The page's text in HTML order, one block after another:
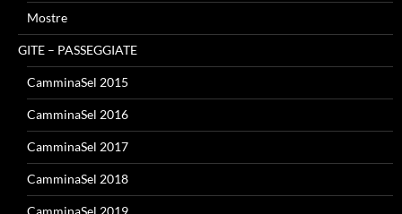
Mostre
GITE – PASSEGGIATE
CamminaSel 2015
CamminaSel 2016
CamminaSel 2017
CamminaSel 2018
CamminaSel 2019